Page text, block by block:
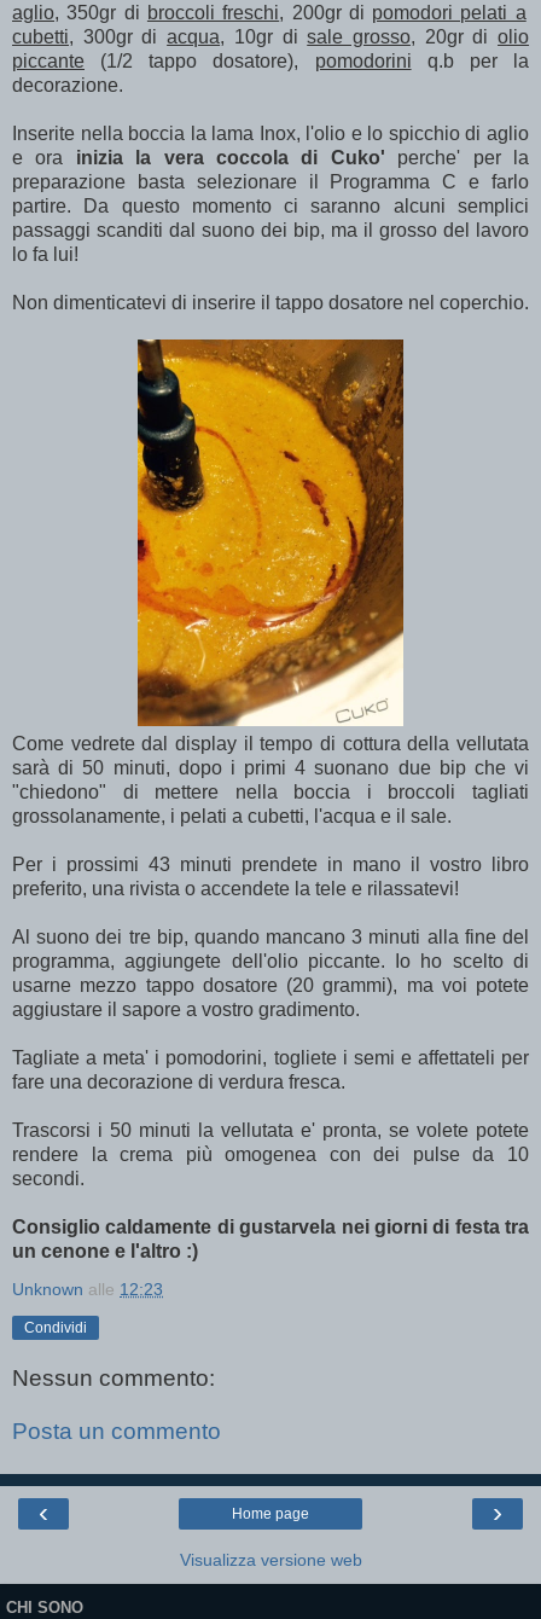
aglio, 350gr di broccoli freschi, 200gr di pomodori pelati a
cubetti, 300gr diacqua, 10gr disale grosso, 20gr diolio
piccante (1/2 tappo dosatore), pomodorini q.b per la
decorazione.
Inserite nella boccia la lama Inox, l'olio e lo spicchio di aglio
e ora inizia la vera coccola di Cuko' perche' per la
preparazione basta selezionare il Programma C e farlo
partire. Da questo momento ci saranno alcuni semplici
passaggi scanditi dal suono dei bip, ma il grosso del lavoro
lo fa lui!
Non dimenticatevi di inserire il tappo dosatore nel coperchio.
Come vedrete dal display il tempo di cottura della vellutata
sarà di 50 minuti, dopo i primi 4 suonano due bip che vi
"chiedono" di mettere nella boccia i broccoli tagliati
grossolanamente, i pelati a cubetti, l'acqua e il sale.
Per i prossimi 43 minuti prendete in mano il vostro libro
preferito, una rivista o accendete la tele e rilassatevi!
Al suono dei tre bip, quando mancano 3 minuti alla fine del
programma, aggiungete dell'olio piccante. Io ho scelto di
usarne mezzo tappo dosatore (20 grammi), ma voi potete
aggiustare il sapore a vostro gradimento.
Tagliate a meta' i pomodorini, togliete i semi e affettateli per
fare una decorazione di verdura fresca.
Trascorsi i 50 minuti la vellutata e' pronta, se volete potete
rendere la crema più omogenea con dei pulse da 10
secondi.
Consiglio caldamente di gustarvela nei giorni di festa tra
un cenone e l'altro :)
Unknown alle 12:23
Condividi
Nessun commento:
Posta un commento
‹ ›
Home page
Visualizza versione web
CHI SONO